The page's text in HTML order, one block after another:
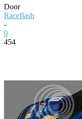
Door
Raceflash
-
0
454